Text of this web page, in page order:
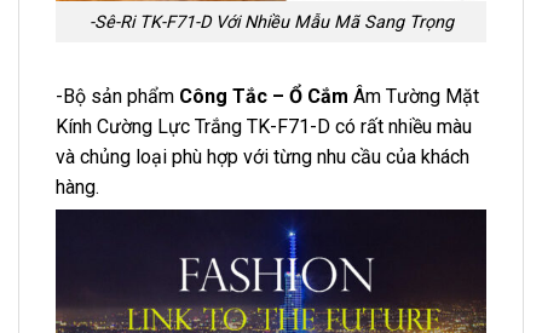
-Sê-Ri TK-F71-D Với Nhiều Mẫu Mã Sang Trọng
-Bộ sản phẩm Công Tắc – Ổ Cắm Âm Tường Mặt
Kính Cường Lực Trắng TK-F71-D có rất nhiều màu
và chủng loại phù hợp với từng nhu cầu của khách
hàng.